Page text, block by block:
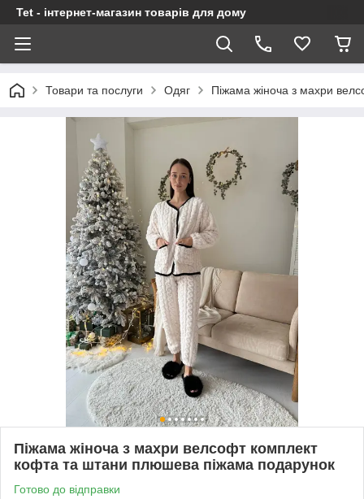
Tet - інтернет-магазин товарів для дому
Товари та послуги Одяг Піжама жіноча з махри
Піжама жіноча з махри велсофт комплект
кофта та штани плюшева піжама подарунок
Готово до відправки